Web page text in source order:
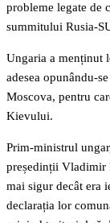
probleme legate de
summitului Rusia-
Ungaria a menținut
adesea opunându-
Moscova, pentru
Kievului.
Prim-ministrul
președinții Vladimir
mai sigur decât era
declarația lor